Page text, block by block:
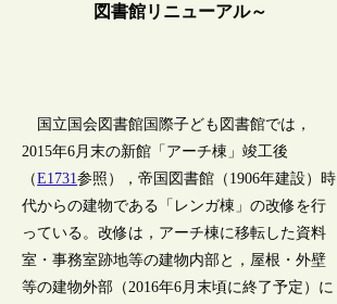
図書館リニューアル～
国立国会図書館国際子ども図書館では，
2015年6月末の新館「アーチ棟」竣工後
（E1731参照），帝国図書館（1906年建設）時
代からの建物である「レンガ棟」の改修を行
っている。改修は，アーチ棟に移転した資料
室・事務室跡地等の建物内部と，屋根・外壁
等の建物外部（2016年6月末頃に終了予定）に